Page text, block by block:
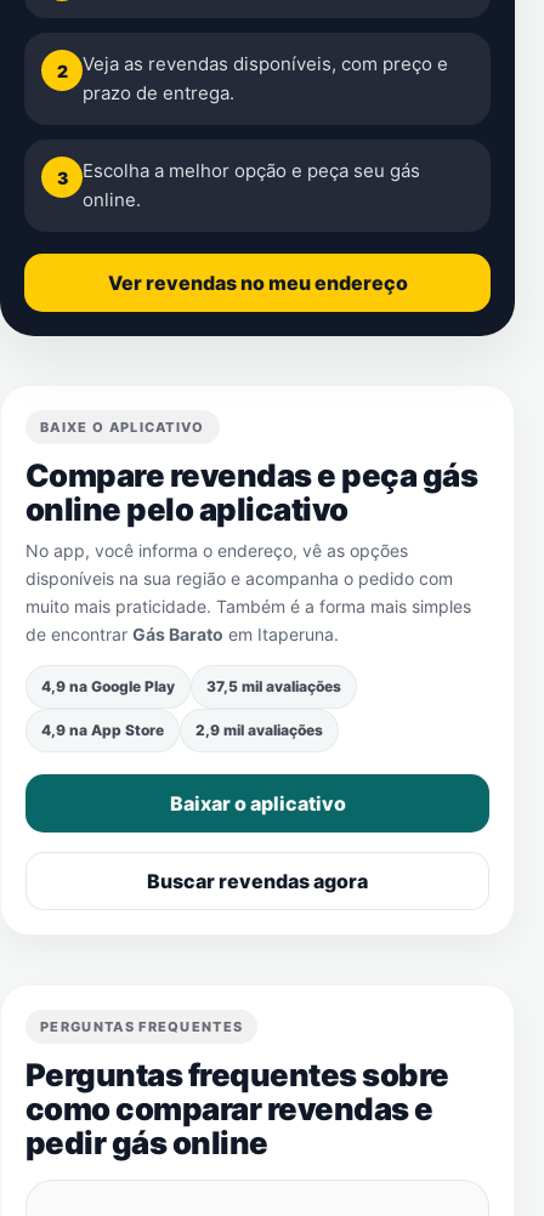
2
Veja as revendas disponíveis, com preço e
prazo de entrega.
3
Escolha a melhor opção e peça seu gás
online.
Ver revendas no meu endereço
BAIXE O APLICATIVO
Compare revendas e peça gás
online pelo aplicativo
No app, você informa o endereço, vê as opções
disponíveis na sua região e acompanha o pedido com
muito mais praticidade. Também é a forma mais simples
de encontrar Gás Barato em Itaperuna.
4,9 na Google Play 37,5 mil avaliações
4,9 na App Store 2,9 mil avaliações
Baixar o aplicativo
Buscar revendas agora
PERGUNTAS FREQUENTES
Perguntas frequentes sobre
como comparar revendas e
pedir gás online